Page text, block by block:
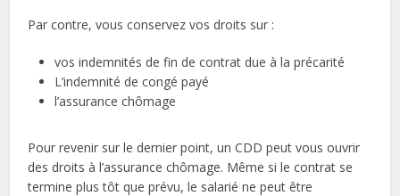
Par contre, vous conservez vos droits sur :
vos indemnités de fin de contrat due à la précarité
L’indemnité de congé payé
l’assurance chômage
Pour revenir sur le dernier point, un CDD peut vous ouvrir
des droits à l’assurance chômage. Même si le contrat se
termine plus tôt que prévu, le salarié ne peut être